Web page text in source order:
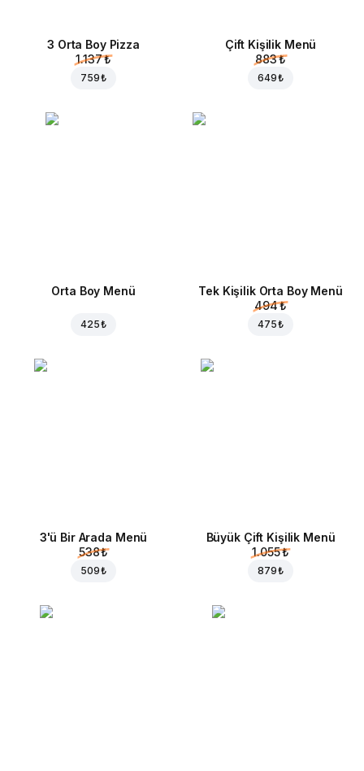
3 Orta Boy Pizza
1.137 ₺
759 ₺
Çift Kişilik Menü
883 ₺
649 ₺
Orta Boy Menü
425 ₺
Tek Kişilik Orta Boy Menü
494 ₺
475 ₺
3'ü Bir Arada Menü
538 ₺
509 ₺
Büyük Çift Kişilik Menü
1.055 ₺
879 ₺